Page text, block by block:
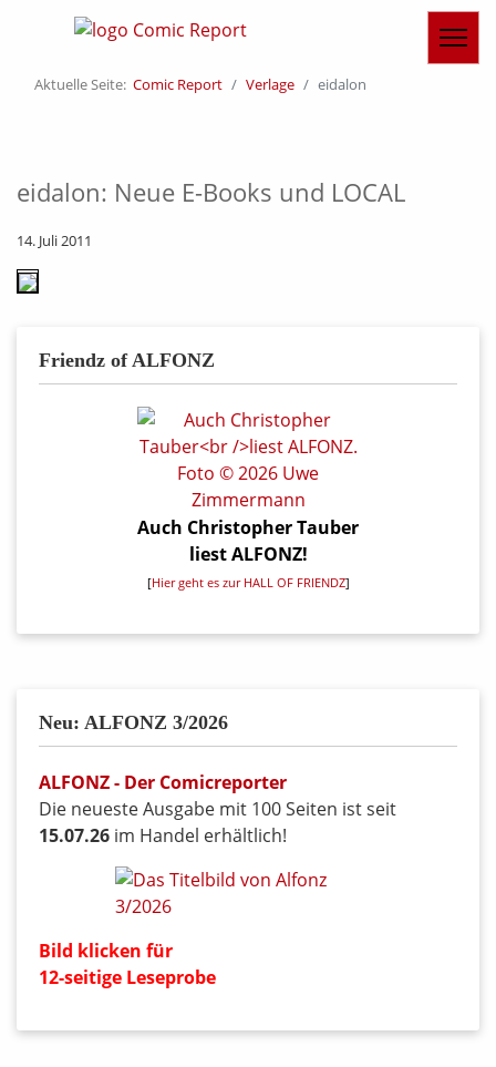
Aktuelle Seite: Comic Report Verlage eidalon
eidalon: Neue E-Books und LOCAL
14. Juli 2011
Friendz of ALFONZ
Auch Christopher Tauber
liest ALFONZ!
[Hier geht es zur HALL OF FRIENDZ]
Neu: ALFONZ 3/2026
ALFONZ - Der Comicreporter
Die neueste Ausgabe mit 100 Seiten ist seit
15.07.26 im Handel erhältlich!
Bild klicken für
12-seitige Leseprobe